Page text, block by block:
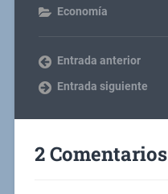
Economía
Entrada anterior
Entrada siguiente
2 Comentarios